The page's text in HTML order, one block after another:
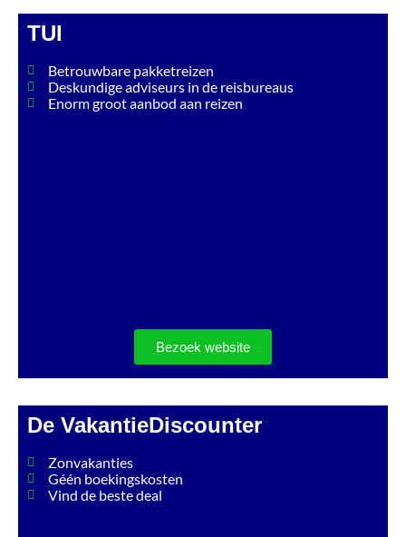
TUI
Betrouwbare pakketreizen
Deskundige adviseurs in de reisbureaus
Enorm groot aanbod aan reizen
Bezoek website
De VakantieDiscounter
Zonvakanties
Géén boekingskosten
Vind de beste deal